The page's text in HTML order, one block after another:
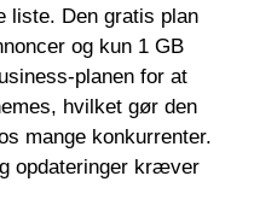
liste. Den gratis plan
og kun 1 GB
planen for at
hvilket gør den
mange konkurrenter.
opdateringer kræver